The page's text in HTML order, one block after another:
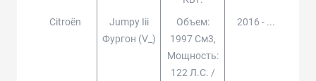
Citroën
Jumpy Iii
Фургон (v_)
Объем:
1997 См3,
Мощность:
122 Л.с. /
2016 - ...